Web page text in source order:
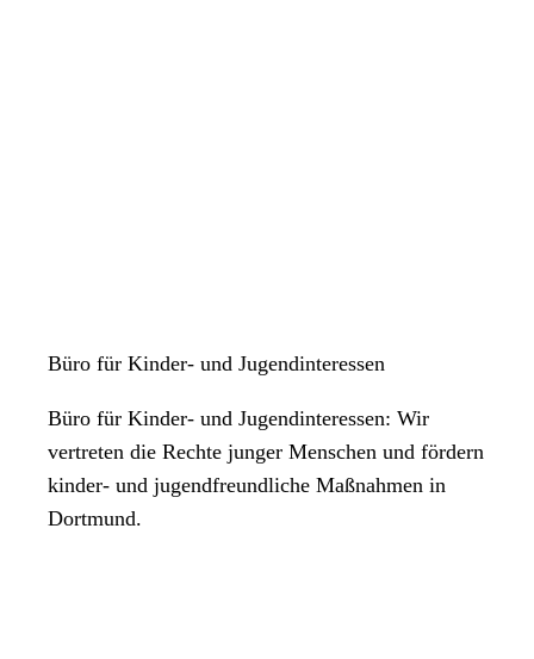
Büro für Kinder- und Jugendinteressen
Büro für Kinder- und Jugendinteressen: Wir
vertreten die Rechte junger Menschen und fördern
kinder- und jugendfreundliche Maßnahmen in
Dortmund.